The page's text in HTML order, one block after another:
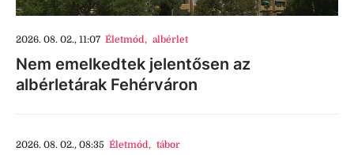
2026. 08. 02., 11:07 Életmód, albérlet
Nem emelkedtek jelentősen az
albérletárak Fehérváron
2026. 08. 02., 08:35 Életmód, tábor